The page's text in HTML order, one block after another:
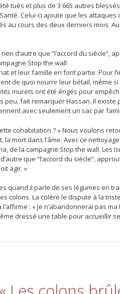
tués et plus de 3 665 autres
Celui-ci ajoute que les
au cours des deux derniers mois.
d’autre que “l’accord du
Stop the wall
et leur famille en font partie. Pour
de quoi nourrir leur bétail, même
murets ont été érigés pour
peu, fait remarquer Hassan. Il
avec seulement un sac par
cohabitation ? « Nous voulons
la mort dans l’âme. Avec ce
de la campagne Stop the wall.
que “l’accord du siècle“,
agir. »
quand il parle de ses légumes en
colons. La colère le dispute à la
: « Je n’abandonnerai pas
dressé une table pour accueillir